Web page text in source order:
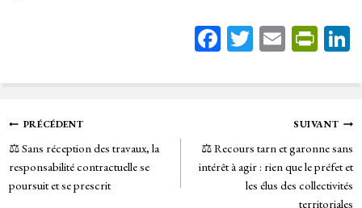
Fa
bo
T
tt
E
ail
Pr
tF
rie
n
dl
y
Navigation
de
l’article
PRÉCÉDENT
⚖️ Sans réception des travaux, la
responsabilité contractuelle se
poursuit et se prescrit
SUIVANT
⚖️ Recours tarn et garonne sans
intérêt à agir : rien que le préfet et
les élus des collectivités
territoriales